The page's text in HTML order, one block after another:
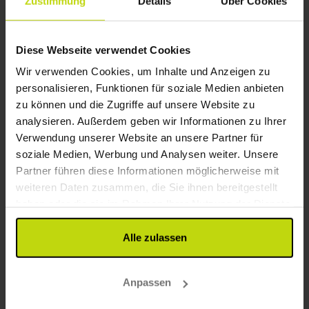
Diese Webseite verwendet Cookies
Wir verwenden Cookies, um Inhalte und Anzeigen zu
personalisieren, Funktionen für soziale Medien anbieten
zu können und die Zugriffe auf unsere Website zu
analysieren. Außerdem geben wir Informationen zu Ihrer
Verwendung unserer Website an unsere Partner für
soziale Medien, Werbung und Analysen weiter. Unsere
Partner führen diese Informationen möglicherweise mit
weiteren Daten zusammen, die Sie ihnen bereitgestellt
gesammelt haben.
Alle zulassen
Anpassen
Nahe Wald und Wasser!
Inkl. 2-Gänge Menü